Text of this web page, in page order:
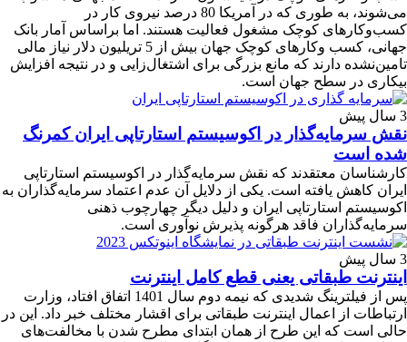
می‌شوند، به طوری که در آمریکا 80 درصد نیروی کار در
کسب‌وکارهای کوچک مشغول فعالیت هستند. اما براساس آمار بانک
جهانی، کسب وکارهای کوچک جهان بیش از 5 تریلیون دلار نیاز مالی
تامین‌نشده دارند که مانع بزرگی برای اشتغال‌زایی و در نتیجه افزایش
بیکاری در سطح جهان است.
3 سال پیش
نقش سرمایه‌گذار در اکوسیستم استارتاپی ایران کمرنگ
شده است
کارشناسان معتقدند که نقش سرمایه‌گذار در اکوسیستم استارتاپی
ایران کاهش یافته است. یکی از دلایل آن عدم اعتماد سرمایه‌گذاران به
اکوسیستم استارتاپی ایران و دلیل دیگر چهارچوب ذهنی
سرمایه‌گذاران فاقد هرگونه پذیرش نوآوری است.
3 سال پیش
اینترنت طبقاتی یعنی قطع کامل اینترنت
پس از فیلترینگ شدیدی که نیمه دوم سال 1401 اتفاق افتاد، وزارت
ارتباطات از اعمال اینترنت طبقاتی برای اقشار مختلف خبر داد. این در
حالی است که این طرح از همان ابتدای مطرح شدن با مخالفت‌های